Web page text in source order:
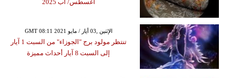
أغسطس/ آب 2025
GMT 08:11 2021 الإثنين ,03 أيار / مايو
تنتظر مولود برج "الجوزاء" من السبت 1 آيار
إلى السبت 8 آيار أحداث مميزة